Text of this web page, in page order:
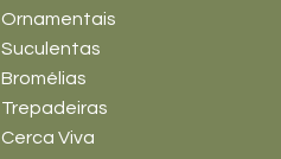
Ornamentais
Suculentas
Bromélias
Trepadeiras
Cerca Viva